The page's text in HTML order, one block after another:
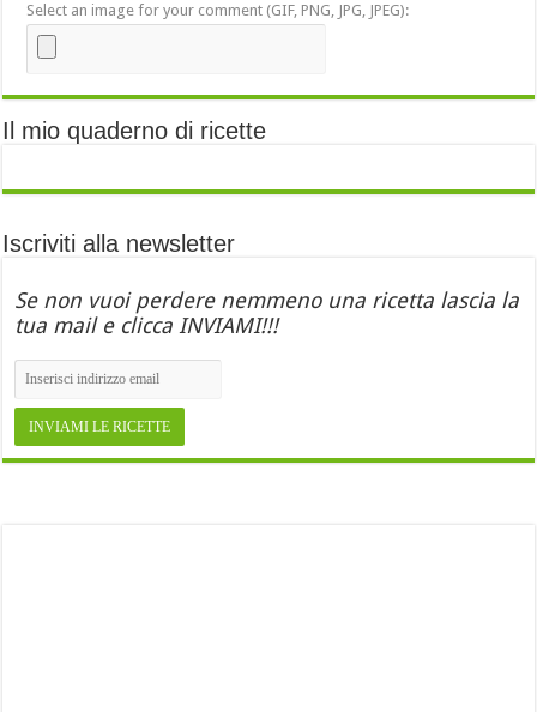
Select an image for your comment (GIF, PNG, JPG, JPEG):
Il mio quaderno di ricette
Iscriviti alla newsletter
Se non vuoi perdere nemmeno una ricetta lascia la
tua mail e clicca INVIAMI!!!